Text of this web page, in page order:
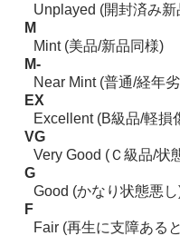
Unplayed (開封済み新
M
Mint (美品/新品同様)
M-
Near Mint (普通/経年
EX
Excellent (B級品/軽損
VG
Very Good (Ｃ級品/状
G
Good (かなり状態悪
F
Fair (再生に支障ある